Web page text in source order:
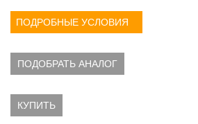
ПОДРОБНЫЕ УСЛОВИЯ
ПОДОБРАТЬ АНАЛОГ
КУПИТЬ